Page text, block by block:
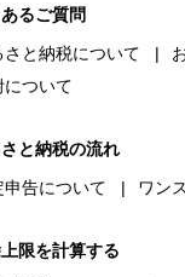
るご質問
さと納税について
について
と納税の流れ
申告について
ワン
限を計算する